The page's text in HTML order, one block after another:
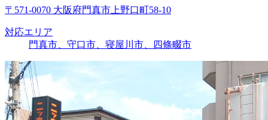
〒571-0070 大阪府門真市上野口町58-10
対応エリア
門真市、守口市、寝屋川市、四條畷市